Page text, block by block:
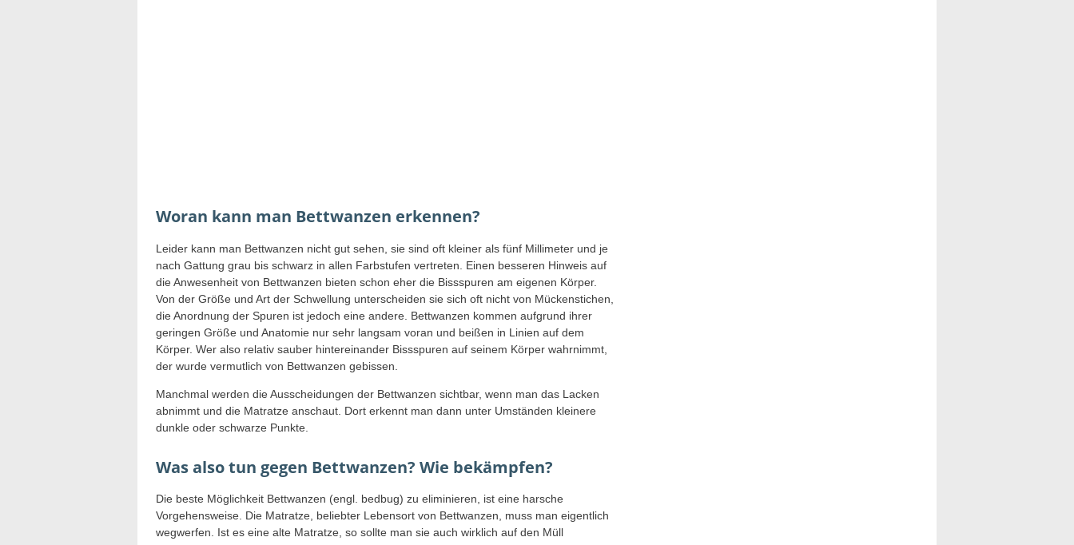
Woran kann man Bettwanzen erkennen?
Leider kann man Bettwanzen nicht gut sehen, sie sind oft kleiner als fünf Millimeter und je
nach Gattung grau bis schwarz in allen Farbstufen vertreten. Einen besseren Hinweis auf
die Anwesenheit von Bettwanzen bieten schon eher die Bissspuren am eigenen Körper.
Von der Größe und Art der Schwellung unterscheiden sie sich oft nicht von Mückenstichen,
die Anordnung der Spuren ist jedoch eine andere. Bettwanzen kommen aufgrund ihrer
geringen Größe und Anatomie nur sehr langsam voran und beißen in Linien auf dem
Körper. Wer also relativ sauber hintereinander Bissspuren auf seinem Körper wahrnimmt,
der wurde vermutlich von Bettwanzen gebissen.
Manchmal werden die Ausscheidungen der Bettwanzen sichtbar, wenn man das Lacken
abnimmt und die Matratze anschaut. Dort erkennt man dann unter Umständen kleinere
dunkle oder schwarze Punkte.
Was also tun gegen Bettwanzen? Wie bekämpfen?
Die beste Möglichkeit Bettwanzen (engl. bedbug) zu eliminieren, ist eine harsche
Vorgehensweise. Die Matratze, beliebter Lebensort von Bettwanzen, muss man eigentlich
wegwerfen. Ist es eine alte Matratze, so sollte man sie auch wirklich auf den Müll